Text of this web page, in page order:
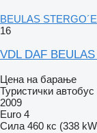
BEULAS
16
VDL DAF
Цена на барање
Туристички автобус
2009
Euro 4
Сила 460 кс (338